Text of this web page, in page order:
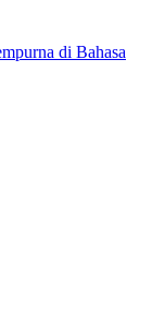
di Bahasa